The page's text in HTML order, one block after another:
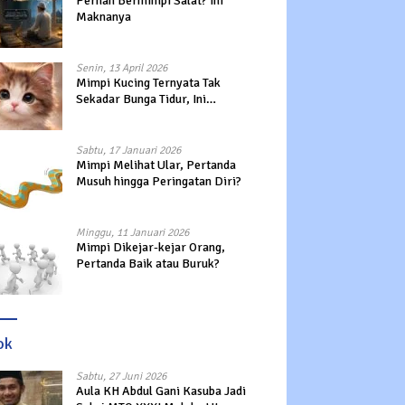
Maknanya
Senin, 13 April 2026
Mimpi Kucing Ternyata Tak
Sekadar Bunga Tidur, Ini
Sabtu, 17 Januari 2026
Mimpi Melihat Ular, Pertanda
Musuh hingga Peringatan Diri?
Minggu, 11 Januari 2026
Mimpi Dikejar-kejar Orang,
Pertanda Baik atau Buruk?
Sabtu, 27 Juni 2026
Aula KH Abdul Gani Kasuba Jadi